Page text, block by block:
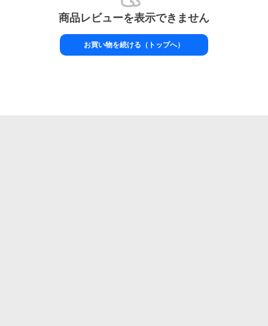
商品レビューを表示できません
お買い物を続ける（トップへ）